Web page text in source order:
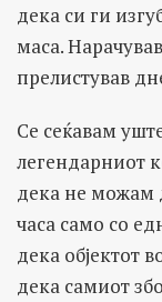
дека си ги
маса.
прелистував
Се сеќавам
легендарниот
дека не можам
часа само со
дека објектот
дека самиот